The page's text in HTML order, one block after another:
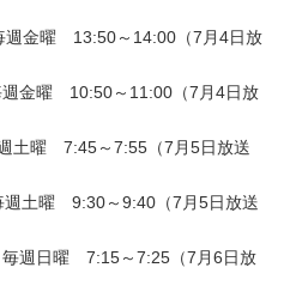
曜 13:50～14:00（7月4日放
金曜 10:50～11:00（7月4日放
～7:55（7月5日放送
曜 9:30～9:40（7月5日放送
週日曜 7:15～7:25（7月6日放